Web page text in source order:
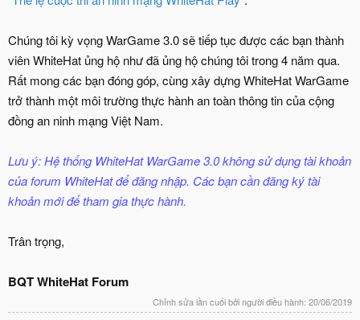
Chúng tôi kỳ vọng WarGame 3.0 sẽ tiếp tục được các bạn thành
viên WhiteHat ủng hộ như đã ủng hộ chúng tôi trong 4 năm qua.
Rất mong các bạn đóng góp, cùng xây dựng WhiteHat WarGame
trở thành một môi trường thực hành an toàn thông tin của cộng
đồng an ninh mạng Việt Nam.
Lưu ý: Hệ thống WhiteHat WarGame 3.0 không sử dụng tài khoản
của forum WhiteHat để đăng nhập. Các bạn cần đăng ký tài
khoản mới để tham gia thực hành.
Trân trọng,
BQT WhiteHat Forum
Chỉnh sửa lần cuối bởi người điều hành: 20/06/2019